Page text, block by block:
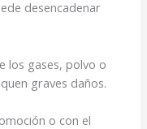
desencadenar
los gases, polvo o
graves daños.
o con el